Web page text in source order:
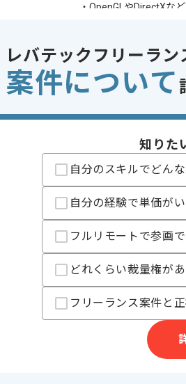
・OpenGLやDirectXな
・Maya でのリギングツ
※上記に似た経験やスキルをお持ちであ
開発ツール
Git
業界
ソーシャルゲ
業務内容
新規開発 , 追
特徴
ていたメンバーが集まって立ち上げた企
りも取り入れながら、
りだそうと制作をしています。
レバテックフリーラン
案件について
知りた
自分のスキルでどん
自分の経験で単価が
フルリモートで参画
どれくらい裁量権が
フリーランス案件と